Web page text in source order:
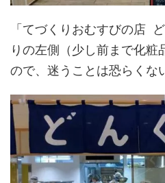
「てづくりおむすびの店
りの左側（少し前まで化粧
ので、迷うことは恐らくな